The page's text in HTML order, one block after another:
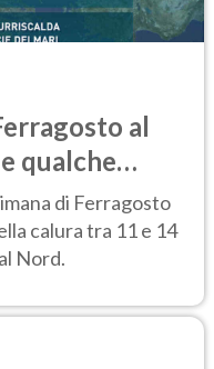
al
qualche
di Ferragosto
calura tra 11 e 14
Nord.